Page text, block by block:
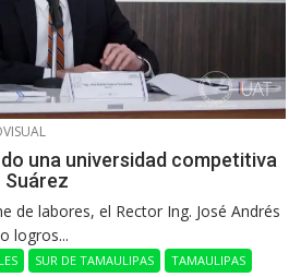
una universidad competitiva
Suárez
de labores, el Rector Ing. José Andrés
logros...
SUR DE TAMAULIPAS
TAMAULIPAS